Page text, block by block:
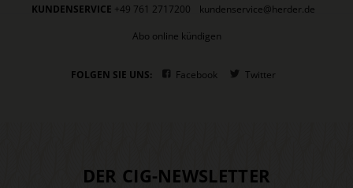
KUNDENSERVICE +49 761 2717200
kundenservice@herder.de
Abo online kündigen
FOLGEN SIE UNS: Facebook Twitter
DER CIG-NEWSLETTER